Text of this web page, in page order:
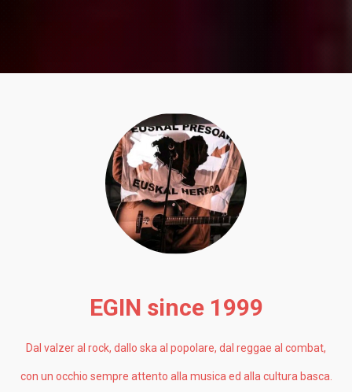
EGIN since 1999
Dal valzer al rock, dallo ska al popolare, dal reggae al combat,
con un occhio sempre attento alla musica ed alla cultura basca.